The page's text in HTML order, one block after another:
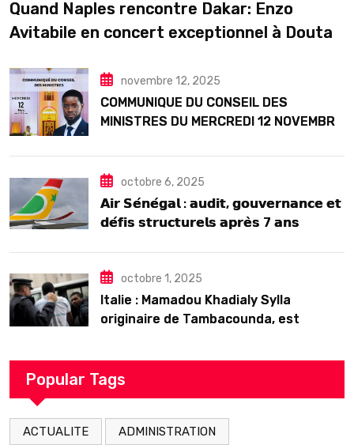
Quand Naples rencontre Dakar: Enzo
Avitabile en concert exceptionnel à Douta
novembre 12, 2025
COMMUNIQUE DU CONSEIL DES
MINISTRES DU MERCREDI 12 NOVEMBRE
octobre 6, 2025
𝗔𝗶𝗿 𝗦𝗲́𝗻𝗲́𝗴𝗮𝗹 : 𝗮𝘂𝗱𝗶𝘁, 𝗴𝗼𝘂𝘃𝗲𝗿𝗻𝗮𝗻𝗰𝗲 𝗲𝘁
𝗱𝗲́𝗳𝗶𝘀 𝘀𝘁𝗿𝘂𝗰𝘁𝘂𝗿𝗲𝗹𝘀 𝗮𝗽𝗿𝗲̀𝘀 7 𝗮𝗻𝘀
octobre 1, 2025
Italie : Mamadou Khadialy Sylla
originaire de Tambacounda, est
arrestation
Popular Tags
ACTUALITE ADMINISTRATION